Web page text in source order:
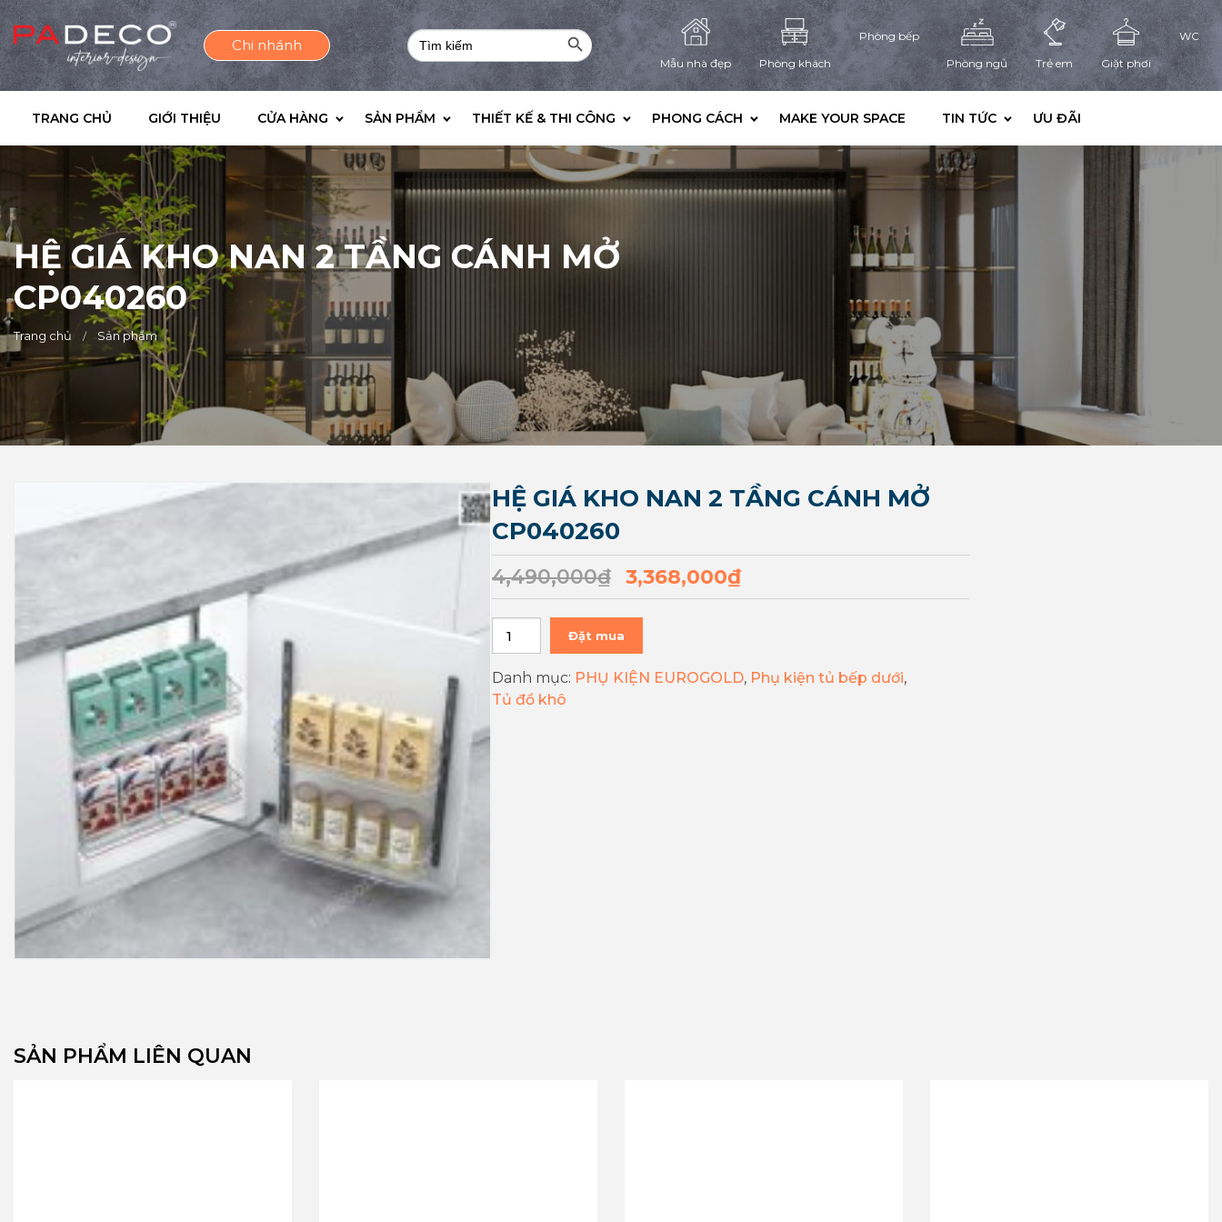
Chi nhánh
Search
for:
Search Button
Mẫu nhà đẹp Phòng khách
Phòng bếp
Phòng ngủ
Trẻ em Giặt phơi
WC
TRANG CHỦ GIỚI THIỆU CỬA HÀNG SẢN PHẨM THIẾT KẾ & THI CÔNG PHONG CÁCH MAKE YOUR SPACE TIN TỨC ƯU ĐÃI
HỆ GIÁ KHO NAN 2 TẦNG CÁNH MỞ
CP040260
Trang chủ Sản phẩm
HỆ GIÁ KHO NAN 2 TẦNG CÁNH MỞ
CP040260
4,490,000₫ 3,368,000₫
Đặt mua
Danh mục: PHỤ KIỆN EUROGOLD, Phụ kiện tủ bếp dưới,
Tủ đồ khô
SẢN PHẨM LIÊN QUAN